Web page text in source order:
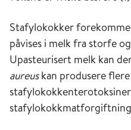
Stafylokokker
påvises i melk fra storfe
Upasteurisert melk kan
aureuskan produsere
stafylokokkmatforgiftning